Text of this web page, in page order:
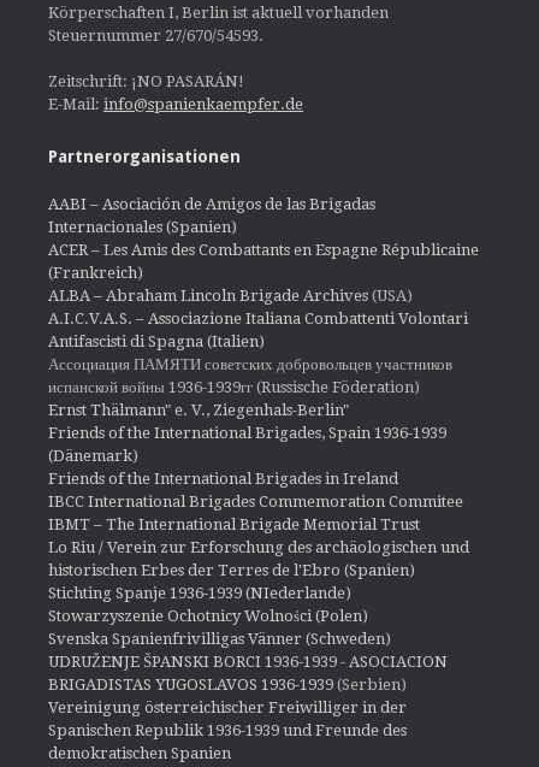
Körperschaften I, Berlin ist aktuell vorhanden
Steuernummer 27/670/54593.
Zeitschrift: ¡NO PASARÁN!
E-Mail: info@spanienkaempfer.de
Partnerorganisationen
AABI – Asociación de Amigos de las Brigadas
Internacionales (Spanien)
ACER – Les Amis des Combattants en Espagne Républicaine
(Frankreich)
ALBA – Abraham Lincoln Brigade Archives (USA)
A.I.C.V.A.S. – Associazione Italiana Combattenti Volontari
Antifascisti di Spagna (Italien)
Ассоциация ПАМЯТИ советских добровольцев участников
испанской войны 1936-1939гг (Russische Föderation)
Ernst Thälmann" e. V., Ziegenhals-Berlin"
Friends of the International Brigades, Spain 1936-1939
(Dänemark)
Friends of the International Brigades in Ireland
IBCC International Brigades Commemoration Commitee
IBMT – The International Brigade Memorial Trust
Lo Riu / Verein zur Erforschung des archäologischen und
historischen Erbes der Terres de l'Ebro (Spanien)
Stichting Spanje 1936-1939 (NIederlande)
Stowarzyszenie Ochotnicy Wolności (Polen)
Svenska Spanienfrivilligas Vänner (Schweden)
UDRUŽENJE ŠPANSKI BORCI 1936-1939 - ASOCIACION
BRIGADISTAS YUGOSLAVOS 1936-1939 (Serbien)
Vereinigung österreichischer Freiwilliger in der
Spanischen Republik 1936-1939 und Freunde des
demokratischen Spanien